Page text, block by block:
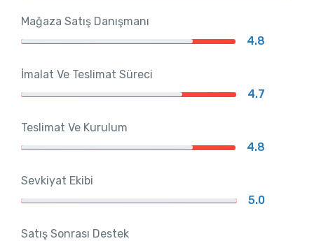
Mağaza Satış Danışmanı
4.8
İmalat Ve Teslimat Süreci
4.7
Teslimat Ve Kurulum
4.8
Sevkiyat Ekibi
5.0
Satış Sonrası Destek